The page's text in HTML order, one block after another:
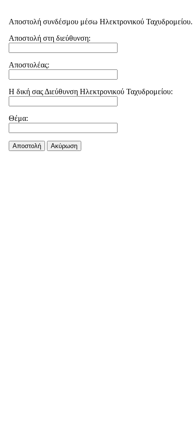
Αποστολή συνδέσμου μέσω Ηλεκτρονικού Ταχυδρομείου.
Αποστολή στη διεύθυνση:
Αποστολέας:
Η δική σας Διεύθυνση Ηλεκτρονικού Ταχυδρομείου:
Θέμα:
Αποστολή Aκύρωση